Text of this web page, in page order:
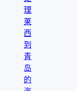
理
莱
西
到
青
岛
的